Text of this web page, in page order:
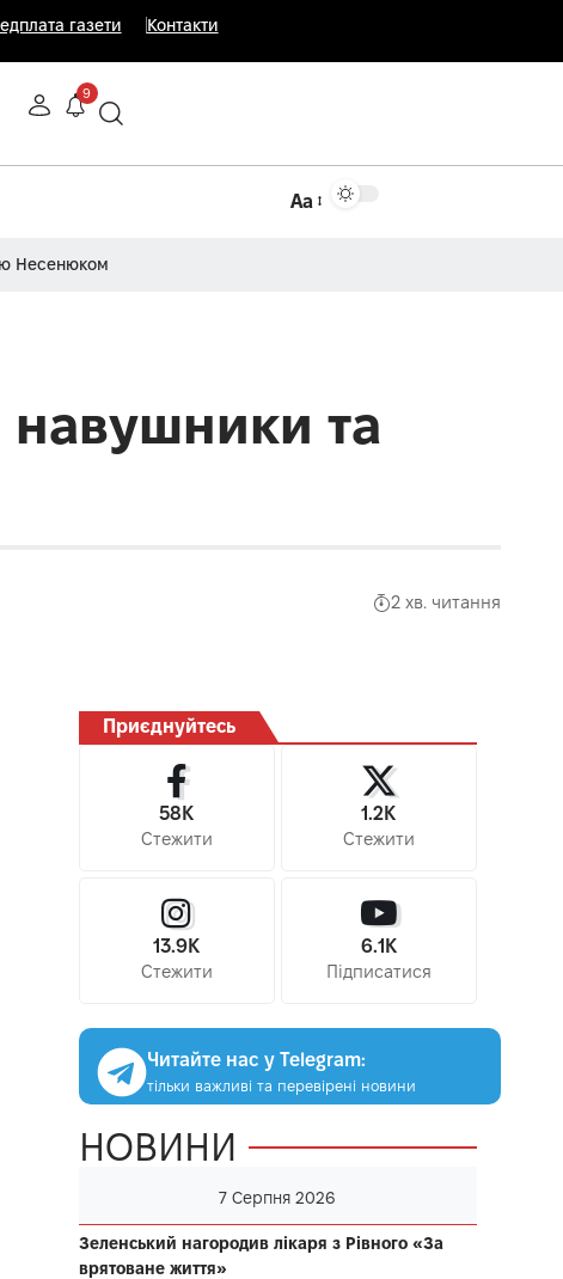
газети Контакти
9
Аа
Несенюком
навушники та
2 хв. читання
Приєднуйтесь
58K
Стежити
1.2K
Стежити
13.9K
Стежити
6.1K
Підписатися
Читайте нас у Telegram:
тільки важливі та перевірені новини
НОВИНИ
7 Серпня 2026
Зеленський нагородив лікаря з Рівного «За
врятоване життя»